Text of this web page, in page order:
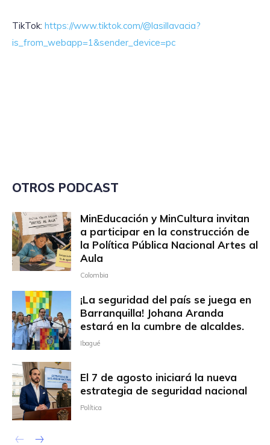
TikTok: https://www.tiktok.com/@lasillavacia?
is_from_webapp=1&sender_device=pc
OTROS PODCAST
MinEducación y MinCultura invitan
a participar en la construcción de
la Política Pública Nacional Artes al
Aula
Colombia
¡La seguridad del país se juega en
Barranquilla! Johana Aranda
estará en la cumbre de alcaldes.
Ibagué
El 7 de agosto iniciará la nueva
estrategia de seguridad nacional
Política